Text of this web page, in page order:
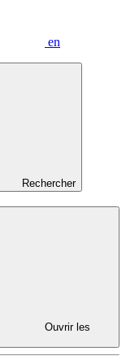
en
Rechercher
Ouvrir les